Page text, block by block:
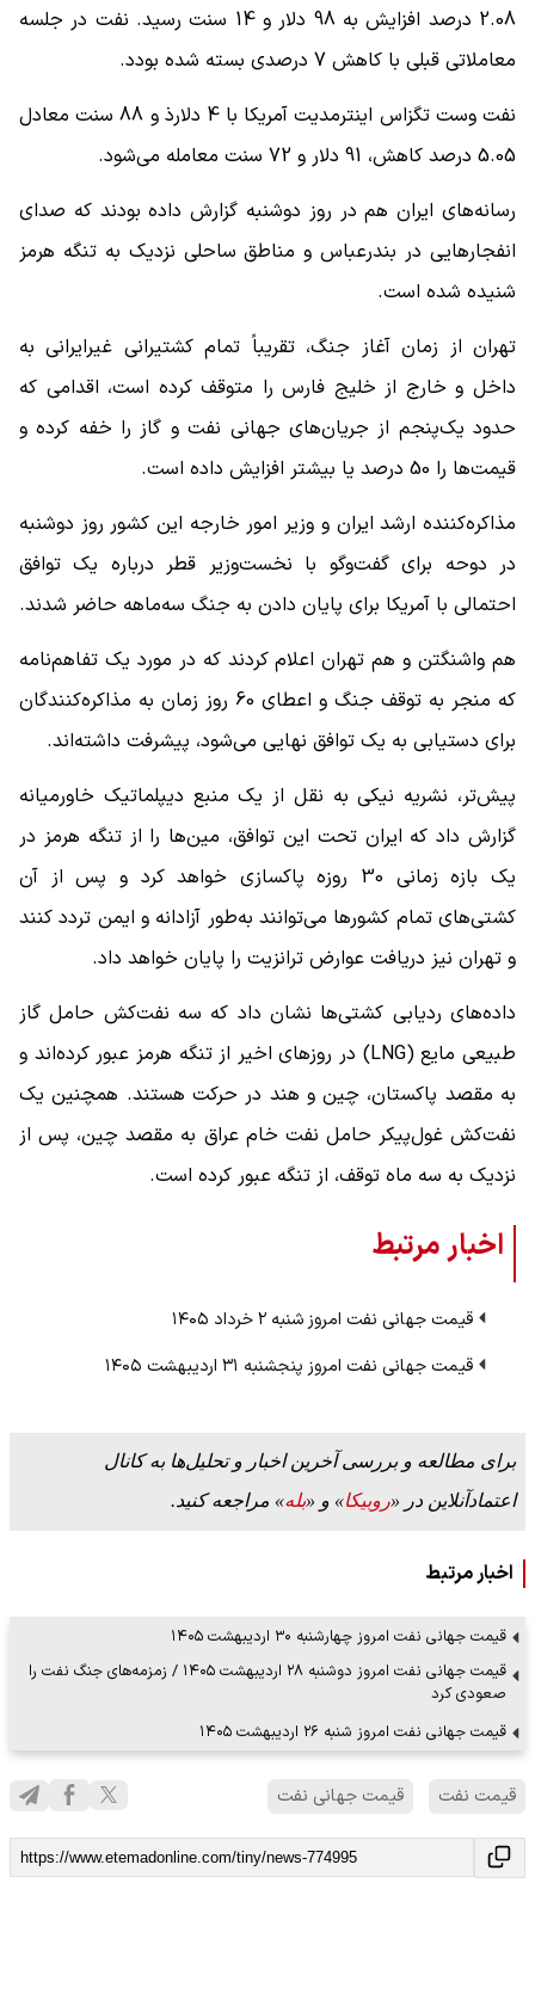
2.08 درصد افزایش به 98 دلار و 14 سنت رسید. نفت در جلسه
معاملاتی قبلی با کاهش 7 درصدی بسته شده بودد.
نفت وست تگزاس اینترمدیت آمریکا با 4 دلارذ و 88 سنت معادل
5.05 درصد کاهش، 91 دلار و 72 سنت معامله می‌شود.
رسانه‌های ایران هم در روز دوشنبه گزارش داده بودند که صدای
انفجارهایی در بندرعباس و مناطق ساحلی نزدیک به تنگه هرمز
شنیده شده است.
تهران از زمان آغاز جنگ، تقریباً تمام کشتیرانی غیرایرانی به
داخل و خارج از خلیج فارس را متوقف کرده است، اقدامی که
حدود یک‌پنجم از جریان‌های جهانی نفت و گاز را خفه کرده و
قیمت‌ها را 50 درصد یا بیشتر افزایش داده است.
مذاکره‌کننده ارشد ایران و وزیر امور خارجه این کشور روز دوشنبه
در دوحه برای گفت‌وگو با نخست‌وزیر قطر درباره یک توافق
احتمالی با آمریکا برای پایان دادن به جنگ سه‌ماهه حاضر شدند.
هم واشنگتن و هم تهران اعلام کردند که در مورد یک تفاهم‌نامه
که منجر به توقف جنگ و اعطای 60 روز زمان به مذاکره‌کنندگان
برای دستیابی به یک توافق نهایی می‌شود، پیشرفت داشته‌اند.
پیش‌تر، نشریه نیکی به نقل از یک منبع دیپلماتیک خاورمیانه
گزارش داد که ایران تحت این توافق، مین‌ها را از تنگه هرمز در
یک بازه زمانی 30 روزه پاکسازی خواهد کرد و پس از آن
کشتی‌های تمام کشورها می‌توانند به‌طور آزادانه و ایمن تردد کنند
و تهران نیز دریافت عوارض ترانزیت را پایان خواهد داد.
داده‌های ردیابی کشتی‌ها نشان داد که سه نفت‌کش حامل گاز
طبیعی مایع (LNG) در روزهای اخیر از تنگه هرمز عبور کرده‌اند و
به مقصد پاکستان، چین و هند در حرکت هستند. همچنین یک
نفت‌کش غول‌پیکر حامل نفت خام عراق به مقصد چین، پس از
نزدیک به سه ماه توقف، از تنگه عبور کرده است.
اخبار مرتبط
قیمت جهانی نفت امروز شنبه ۲ خرداد ۱۴۰۵
قیمت جهانی نفت امروز پنجشنبه ۳۱ اردیبهشت ۱۴۰۵
برای مطالعه و بررسی آخرین اخبار و تحلیل‌ها به کانال
اعتمادآنلاین در «روبیکا» و «بله» مراجعه کنید.
اخبار مرتبط
قیمت جهانی نفت امروز چهارشنبه ۳۰ اردیبهشت ۱۴۰۵
قیمت جهانی نفت امروز دوشنبه ۲۸ اردیبهشت ۱۴۰۵ / زمزمه‌های جنگ نفت را
صعودی کرد
قیمت جهانی نفت امروز شنبه ۲۶ اردیبهشت ۱۴۰۵
قیمت نفت قیمت جهانی نفت